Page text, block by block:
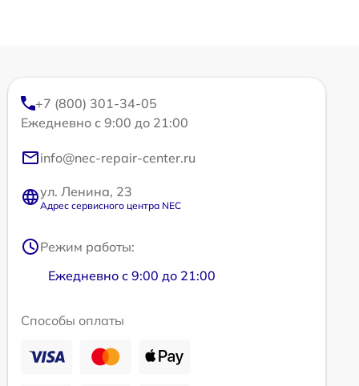
+7 (800) 301-34-05
Ежедневно с 9:00 до 21:00
info@nec-repair-center.ru
ул. Ленина, 23
Адрес сервисного центра NEC
Режим работы:
Ежедневно с 9:00 до 21:00
Способы оплаты